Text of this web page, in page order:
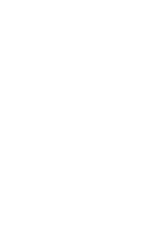
Islam, kunjungi situs resmi